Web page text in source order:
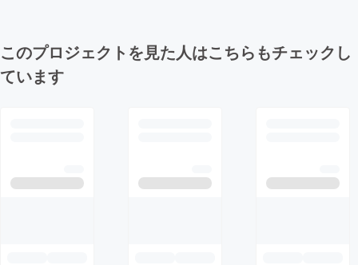
このプロジェクトを見た人はこちらもチェックし
ています